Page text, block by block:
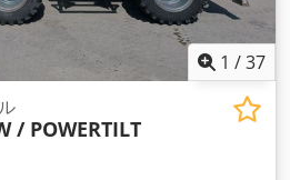
1 /37
/ POWERTILT